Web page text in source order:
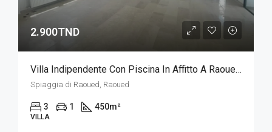
2.900TND
Villa Indipendente Con Piscina In Affitto A Raoued Beach - Progetto Baia Di Tunisi
Spiaggia di Raoued, Raoued
3 1 450m²
VILLA